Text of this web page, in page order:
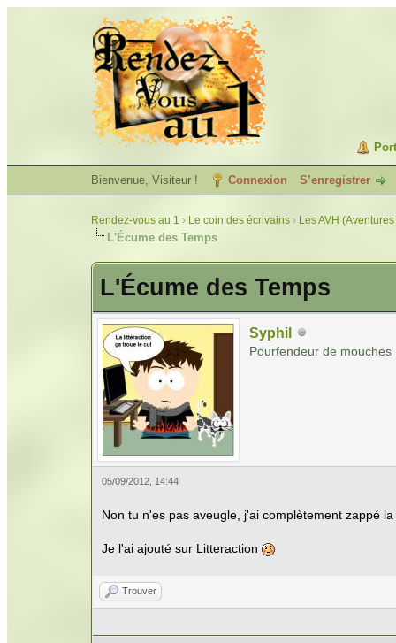
Bienvenue, Visiteur ! Connexion S’enregistrer
Rendez-vous au 1 › Le coin des écrivains › Les AVH
L'Écume des Temps
L'Écume des Temps
Syphil
Pourfendeur de mouches
05/09/2012, 14:44
Non tu n'es pas aveugle, j'ai complètement zappé
Je l'ai ajouté sur Litteraction
Trouver